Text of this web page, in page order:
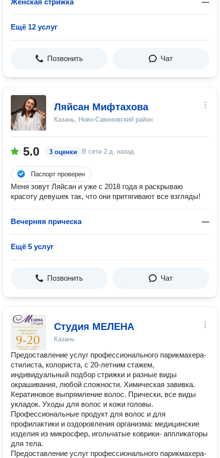
Женская стрижка —
Ещё 12 услуг
Позвонить Чат
Ляйсан Мифтахова
Казань, Ново-Савиновский район
5.0 3 оценки В сети 2 д. назад
Паспорт проверен
Меня зовут Ляйсан и уже с 2018 года я раскрываю
красоту девушек так, что они притягивают все взгляды!
Вечерняя прическа —
Ещё 5 услуг
Позвонить Чат
Студия МЕЛЕНА
Казань
Предоставление услуг профессионального парикмахера-
стилиста, колориста, с 20-летним стажем,
индивидуальный подбор стрижки и разные виды
окрашивания, любой сложности. Химическая завивка.
Кератиновое выпрямление волос. Прически, все виды
укладок. Уходы для волос и кожи головы.
Профессиональные продукт для волос и для
профилактики и оздоровления организма: медицинские
изделия из микросфер, игольчатые коврики- аппликаторы
для тела.
Предоставление услуг профессионального парикмахера-